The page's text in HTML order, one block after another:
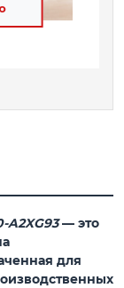
A2XG93— это
для